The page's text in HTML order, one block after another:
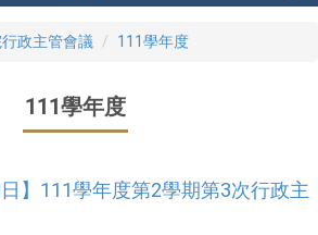
行政主管會議 111學年度
111學年度
日】111學年度第2學期第3次行政主